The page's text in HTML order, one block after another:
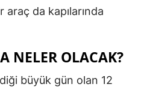
Nevşehir
Niğde
da kapılarında
NELER OLACAK?
büyük gün olan 12